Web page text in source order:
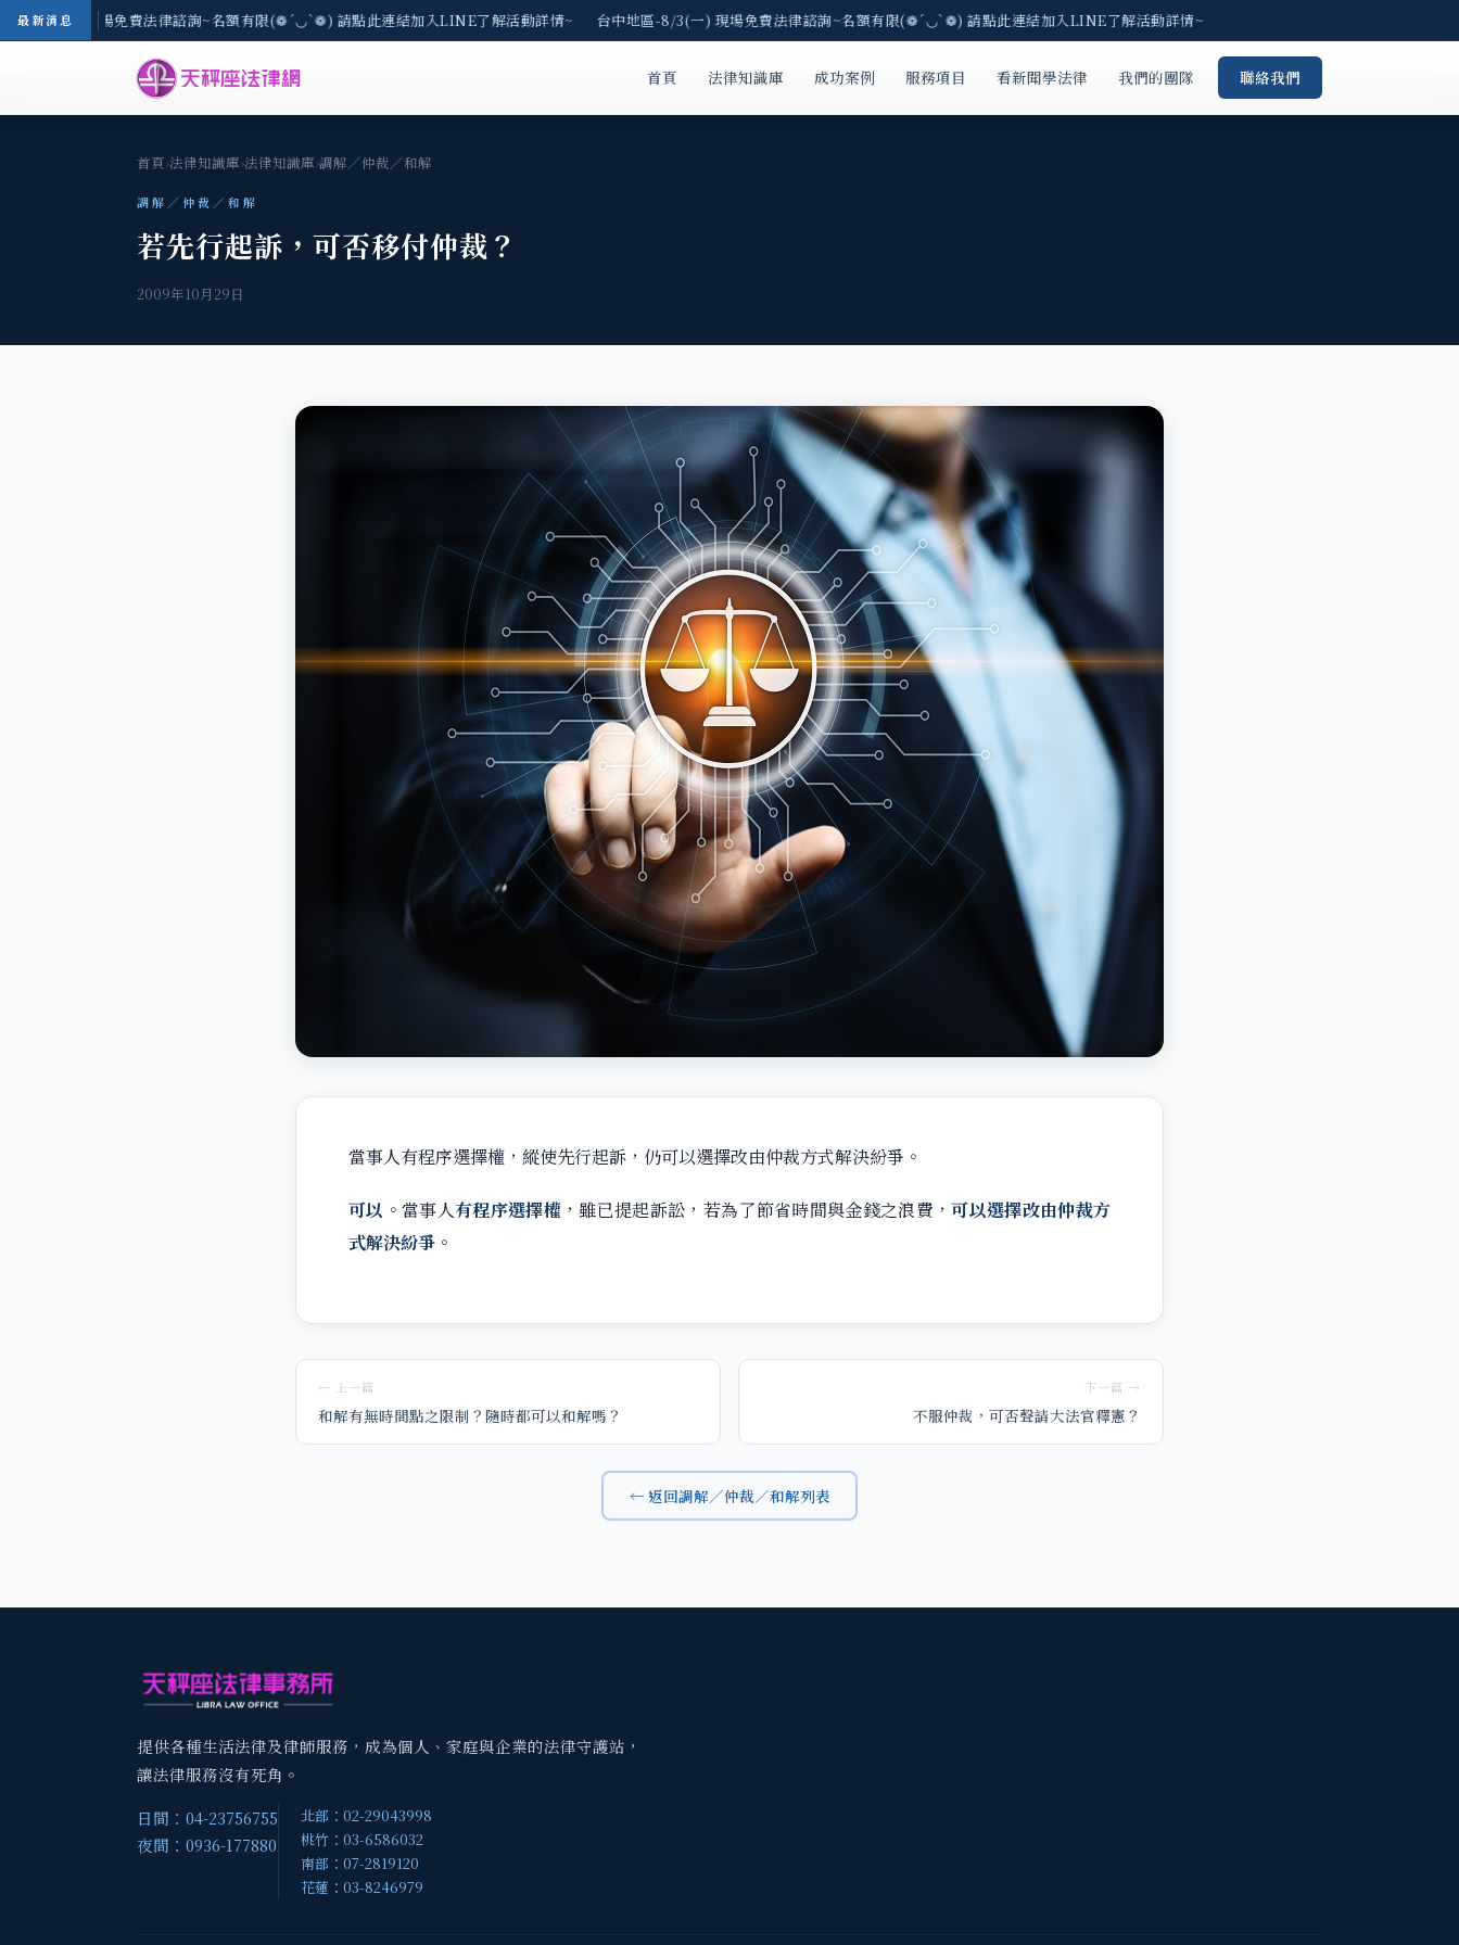
最新消息
-8/3(一) 現場免費法律諮詢~名額有限(❁´◡`❁) 請點此連結加入LINE了解活動詳情~ 台中地區-8/3(一) 現場免費法律諮詢~名額有限(❁´◡`❁) 請點此連結加入LINE了解活動詳情~
首頁 法律知識庫 成功案例 服務項目 看新聞學法律 我們的團隊 聯絡我們
首頁›法律知識庫›法律知識庫›調解／仲裁／和解
調解／仲裁／和解
若先行起訴，可否移付仲裁？
2009年10月29日
當事人有程序選擇權，縱使先行起訴，仍可以選擇改由仲裁方式解決紛爭。
可以 。當事人有程序選擇權 ，雖已提起訴訟，若為了節省時間與金錢之浪費，可以選擇改由仲裁方
式解決紛爭 。
← 上一篇
和解有無時間點之限制？隨時都可以和解嗎？
下一篇 →
不服仲裁，可否聲請大法官釋憲？
← 返回調解／仲裁／和解列表
提供各種生活法律及律師服務，成為個人、家庭與企業的法律守護站，
讓法律服務沒有死角。
日間：04-23756755
夜間：0936-177880
北部：02-29043998
桃竹：03-6586032
南部：07-2819120
花蓮：03-8246979